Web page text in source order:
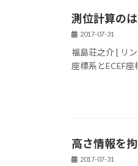
測位計算の
2017-07-31
福島荘之介 [ リ
座標系とECEF
高さ情報を
2017-07-31